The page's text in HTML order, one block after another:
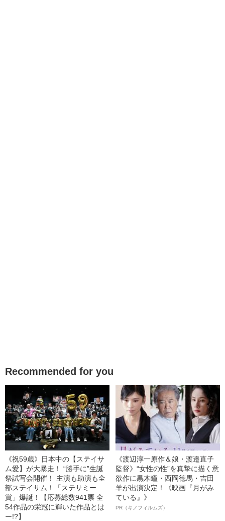
Recommended for you
《祝59歳》日本中の【ステイサ
ム愛】が大暴走！ “勝手に”生誕
祭試写会開催！ 主演も助演も全
部ステイサム！「ステサミー
賞」爆誕！【応募総数941票 全
54作品の栄冠に輝いた作品とは
ー!?】
《渡辺淳一原作＆娘・渡邉直子
監督》“女性の性”を真摯に描く意
欲作に黒木瞳・西岡德馬・吉田
羊が出演決定！《映画『月がみ
ている』》
PR（キノフィルムズ）